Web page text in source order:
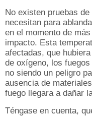
No existen pruebas
necesitan para
en el momento de
impacto. Esta
afectadas, que
de oxígeno, los
no siendo un peligro
ausencia de
fuego llegara a dañar
Téngase en cuenta,